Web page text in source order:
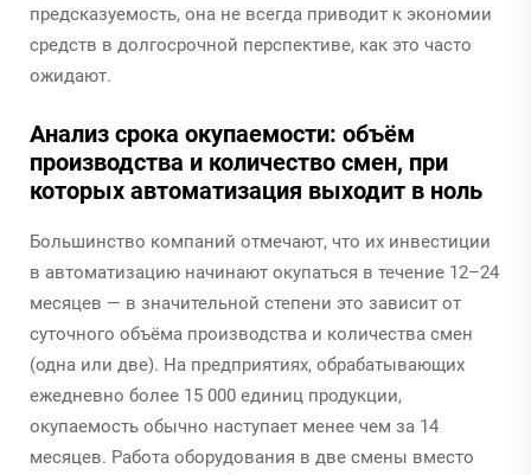
предсказуемость, она не всегда приводит к экономии
средств в долгосрочной перспективе, как это часто
ожидают.
Анализ срока окупаемости: объём
производства и количество смен, при
которых автоматизация выходит в ноль
Большинство компаний отмечают, что их инвестиции
в автоматизацию начинают окупаться в течение 12–24
месяцев — в значительной степени это зависит от
суточного объёма производства и количества смен
(одна или две). На предприятиях, обрабатывающих
ежедневно более 15 000 единиц продукции,
окупаемость обычно наступает менее чем за 14
месяцев. Работа оборудования в две смены вместо